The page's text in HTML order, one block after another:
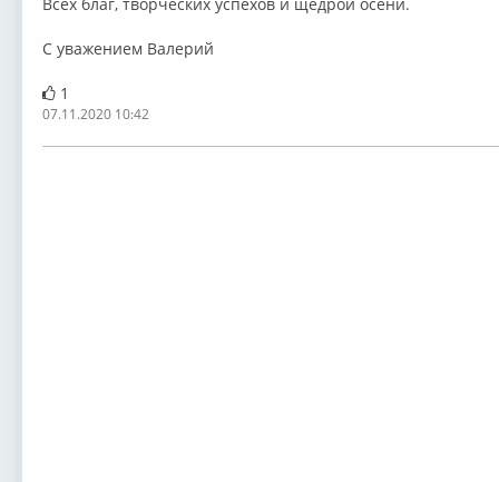
С уважением Валерий
1
07.11.2020 10:42